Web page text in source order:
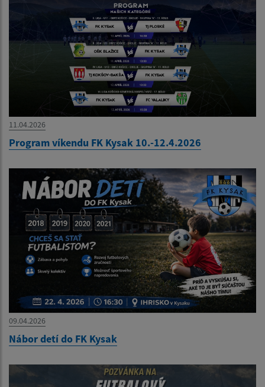
11.04.2026
Program víkendu FK Kysak 10.-12.4.2026
09.04.2026
Nábor detí do FK Kysak